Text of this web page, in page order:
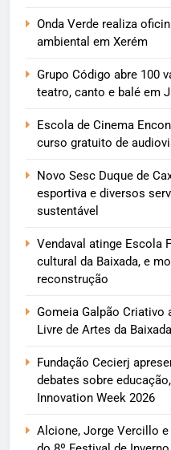
Onda Verde realiza
ambiental em Xerém
Grupo Código abre 100
teatro, canto e balé em
Escola de Cinema
curso gratuito de
Novo Sesc Duque de
esportiva e diversos
sustentável
Vendaval atinge Escola
cultural da Baixada, e
reconstrução
Gomeia Galpão Criativo
Livre de Artes da
Fundação Cecierj
debates sobre
Innovation Week 2026
Alcione, Jorge Vercillo